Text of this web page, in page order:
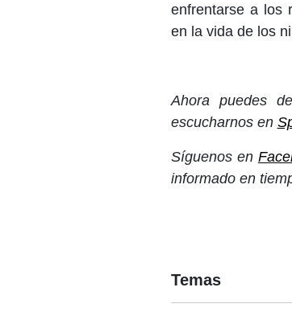
enfrentarse a los
en la vida de los
Ahora puedes
escucharnos en
Síguenos en
informado en
Temas